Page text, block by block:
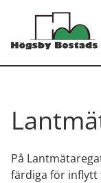
På
färdiga för inflytt